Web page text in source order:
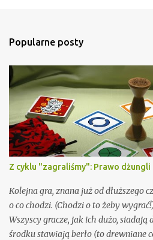
Popularne posty
Z cyklu "zagraliśmy": Prawo dżungli
Kolejna gra, znana już od dłuższego
o co chodzi. (Chodzi o to żeby
Wszyscy gracze, jak ich dużo, siadają
środku stawiają berło (to drewniane